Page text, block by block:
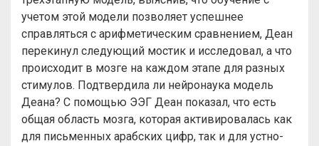
учетом этой модели позволяет успешнее
справляться с арифметическим сравнением, Деан
перекинул следующий мостик и исследовал, а что
происходит в мозге на каждом этапе для разных
стимулов. Подтвердила ли нейронаука модель
Деана? С помощью ЭЭГ Деан показал, что есть
общая область мозга, которая активировалась как
для письменных арабских цифр, так и для устно-